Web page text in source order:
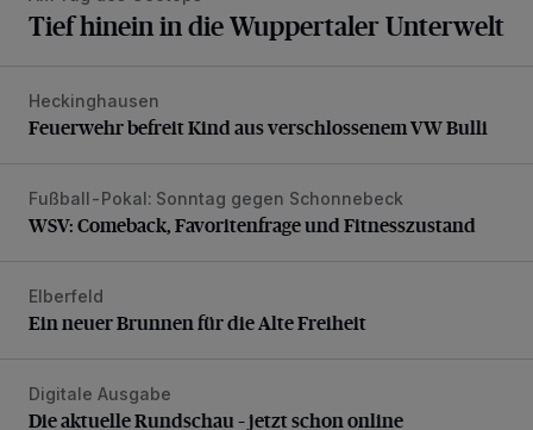
Tief hinein in die Wuppertaler Unterwelt
Feuerwehr befreit Kind aus verschlossenem VW Bulli
Heckinghausen
Feuerwehr befreit Kind aus verschlossenem VW Bulli
WSV: Comeback, Favoritenfrage und Fitnesszustand
Fußball-Pokal: Sonntag gegen Schonnebeck
WSV: Comeback, Favoritenfrage und Fitnesszustand
Ein neuer Brunnen für die Alte Freiheit
Elberfeld
Ein neuer Brunnen für die Alte Freiheit
Die aktuelle Rundschau – jetzt schon online
Digitale Ausgabe
Die aktuelle Rundschau – jetzt schon online